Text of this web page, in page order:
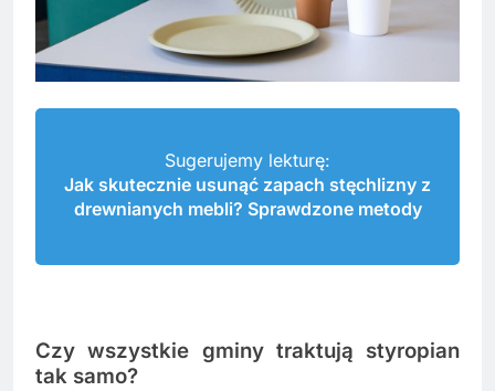
Sugerujemy lekturę:
Jak skutecznie usunąć zapach stęchlizny z
drewnianych mebli? Sprawdzone metody
Czy wszystkie gminy traktują styropian
tak samo?